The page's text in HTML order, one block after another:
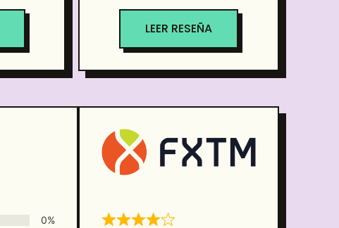
LEER RESEÑA
0%